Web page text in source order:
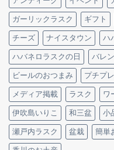
ガーリックラスク ギフト
チーズ ナイスタウン ハ
ハバネロラスクの日 バレ
ビールのおつまみ プチプ
メディア掲載 ラスク ワ
伊吹島いりこ 和三盆 小
瀬戸内ラスク 盆栽 簡単